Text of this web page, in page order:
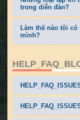
trong diễn đàn?
Làm thế nào tôi
mình?